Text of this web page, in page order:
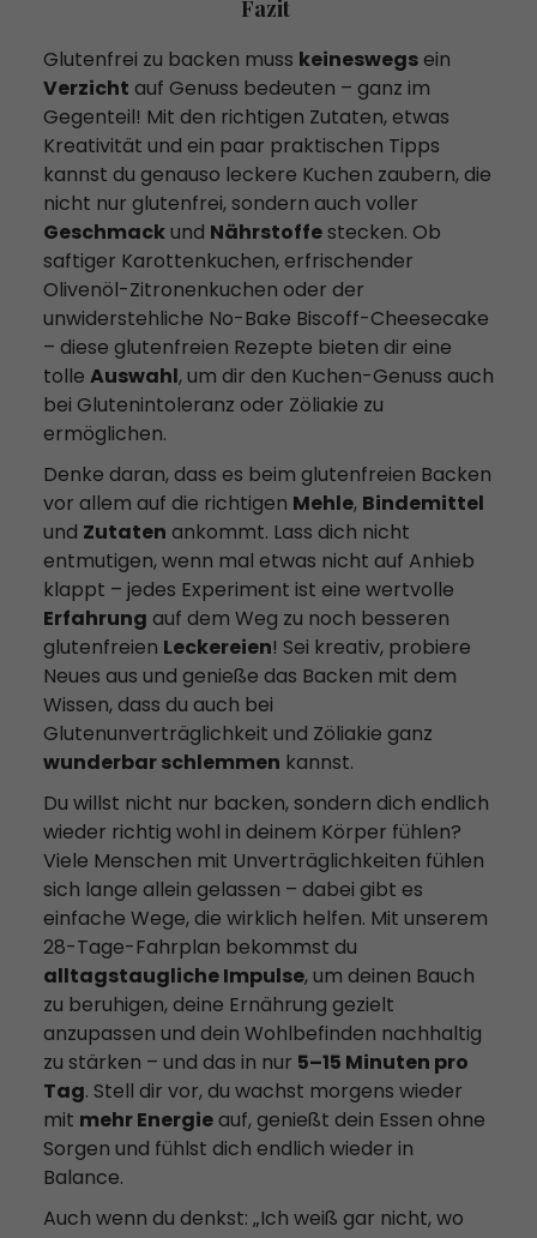
Fazit
Glutenfrei zu backen muss keineswegsein
Verzicht auf Genuss bedeuten – ganz im
Gegenteil! Mit den richtigen Zutaten, etwas
Kreativität und ein paar praktischen Tipps
kannst du genauso leckere Kuchen zaubern, die
nicht nur glutenfrei, sondern auch voller
Geschmackund Nährstoffestecken. Ob
saftiger Karottenkuchen, erfrischender
Olivenöl-Zitronenkuchen oder der
unwiderstehliche No-Bake Biscoff-Cheesecake
– diese glutenfreien Rezepte bieten dir eine
tolle Auswahl, um dir den Kuchen-Genuss auch
bei Glutenintoleranz oder Zöliakie zu
ermöglichen.
Denke daran, dass es beim glutenfreien Backen
vor allem auf die richtigen Mehle, Bindemittel
und Zutaten ankommt. Lass dich nicht
entmutigen, wenn mal etwas nicht auf Anhieb
klappt – jedes Experiment ist eine wertvolle
Erfahrung auf dem Weg zu noch besseren
glutenfreien Leckereien! Sei kreativ, probiere
Neues aus und genieße das Backen mit dem
Wissen, dass du auch bei
Glutenunverträglichkeit und Zöliakie ganz
wunderbar schlemmen kannst.
Du willst nicht nur backen, sondern dich endlich
wieder richtig wohl in deinem Körper fühlen?
Viele Menschen mit Unverträglichkeiten fühlen
sich lange allein gelassen – dabei gibt es
einfache Wege, die wirklich helfen. Mit unserem
28-Tage-Fahrplan bekommst du
alltagstaugliche Impulse, um deinen Bauch
zu beruhigen, deine Ernährung gezielt
anzupassen und dein Wohlbefinden nachhaltig
zu stärken – und das in nur 5–15 Minuten pro
Tag. Stell dir vor, du wachst morgens wieder
mit mehr Energieauf, genießt dein Essen ohne
Sorgen und fühlst dich endlich wieder in
Balance.
Auch wenn du denkst: „Ich weiß gar nicht, wo